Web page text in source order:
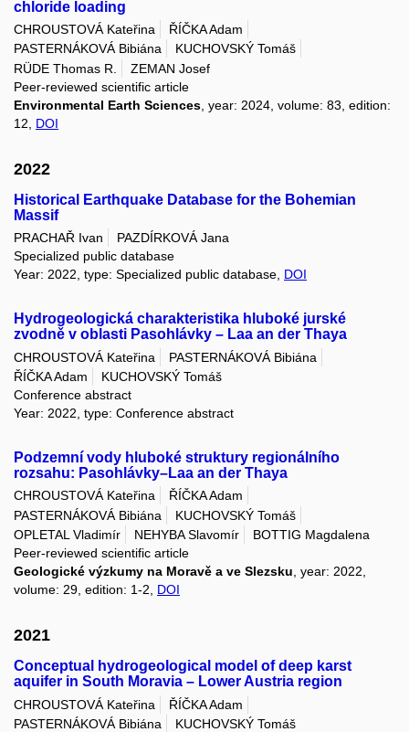
chloride loading
CHROUSTOVÁ Kateřina
ŘÍČKA Adam
PASTERNÁKOVÁ Bibiána
KUCHOVSKÝ Tomáš
RÜDE Thomas R.
ZEMAN Josef
Peer-reviewed scientific article
Environmental Earth Sciences , year: 2024, volume: 83, edition:
12, DOI
2022
Historical Earthquake Database for the Bohemian
Massif
PRACHAŘ Ivan
PAZDÍRKOVÁ Jana
Specialized public database
Year: 2022, type: Specialized public database, DOI
Hydrogeologická charakteristika hluboké jurské
zvodně v oblasti Pasohlávky – Laa an der Thaya
CHROUSTOVÁ Kateřina
PASTERNÁKOVÁ Bibiána
ŘÍČKA Adam
KUCHOVSKÝ Tomáš
Conference abstract
Year: 2022, type: Conference abstract
Podzemní vody hluboké struktury regionálního
rozsahu: Pasohlávky–Laa an der Thaya
CHROUSTOVÁ Kateřina
ŘÍČKA Adam
PASTERNÁKOVÁ Bibiána
KUCHOVSKÝ Tomáš
OPLETAL Vladimír
NEHYBA Slavomír
BOTTIG Magdalena
Peer-reviewed scientific article
Geologické výzkumy na Moravě a ve Slezsku , year: 2022,
volume: 29, edition: 1-2, DOI
2021
Conceptual hydrogeological model of deep karst
aquifer in South Moravia – Lower Austria region
CHROUSTOVÁ Kateřina
ŘÍČKA Adam
PASTERNÁKOVÁ Bibiána
KUCHOVSKÝ Tomáš